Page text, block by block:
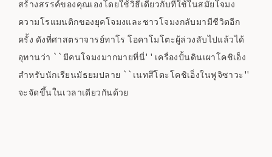
สร้างสรรค์ของคุณเองโดยใช้วิธีเดียวกับที่ใช้ในสมัยโจมง
ความโรแมนติกของยุคโจมงและชาวโจมงกลับมามีชีวิตอีก
ครั้ง ดังที่ศาสตราจารย์ทาโร โอคาโมโตะผู้ล่วงลับไปแล้วได้
อุทานว่า ``มีคนโจมงมากมายที่นี่' ' เครื่องปั้นดินเผาโคชิเอ็ง
สำหรับนักเรียนมัธยมปลาย ``เนทสึโตะโคชิเอ็งในฟูจิซาวะ''
จะจัดขึ้นในเวลาเดียวกันด้วย